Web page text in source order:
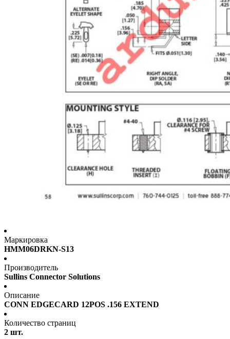
Маркировка
HMM06DRKN-S13
Производитель
Sullins Connector Solutions
Описание
CONN EDGECARD 12POS .156 EXTEND
Количество страниц
2 шт.